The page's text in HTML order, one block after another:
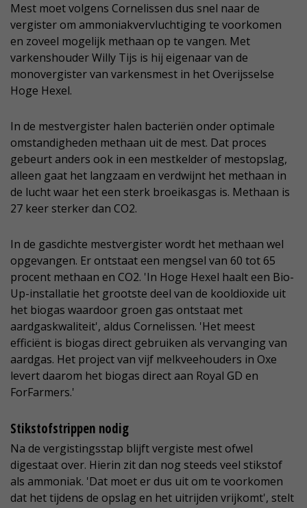
Mest moet volgens Cornelissen dus snel naar de
vergister om ammoniakvervluchtiging te voorkomen
en zoveel mogelijk methaan op te vangen. Met
varkenshouder Willy Tijs is hij eigenaar van de
monovergister van varkensmest in het Overijsselse
Hoge Hexel.
In de mestvergister halen bacteriën onder optimale
omstandigheden methaan uit de mest. Dat proces
gebeurt anders ook in een mestkelder of mestopslag,
alleen gaat het langzaam en verdwijnt het methaan in
de lucht waar het een sterk broeikasgas is. Methaan is
27 keer sterker dan CO2.
In de gasdichte mestvergister wordt het methaan wel
opgevangen. Er ontstaat een mengsel van 60 tot 65
procent methaan en CO2. 'In Hoge Hexel haalt een Bio-
Up-installatie het grootste deel van de kooldioxide uit
het biogas waardoor groen gas ontstaat met
aardgaskwaliteit', aldus Cornelissen. 'Het meest
efficiënt is biogas direct gebruiken als vervanging van
aardgas. Het project van vijf melkveehouders in Oxe
levert daarom het biogas direct aan Royal GD en
ForFarmers.'
Stikstofstrippen nodig
Na de vergistingsstap blijft vergiste mest ofwel
digestaat over. Hierin zit dan nog steeds veel stikstof
als ammoniak. 'Dat moet er dus uit om te voorkomen
dat het tijdens de opslag en het uitrijden vrijkomt', stelt